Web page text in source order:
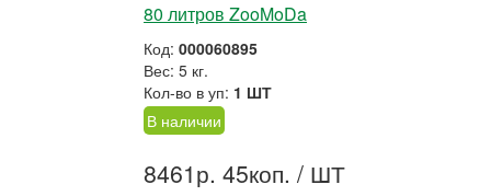
80 литров ZooMoDa
Код: 000060895
Вес: 5 кг.
Кол-во в уп: 1 ШТ
В наличии
8461р. 45коп. / ШТ